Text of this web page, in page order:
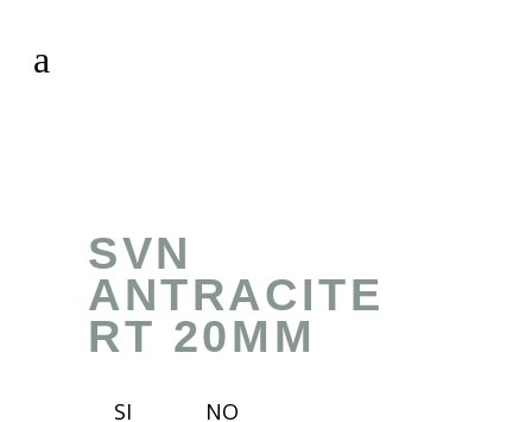
SVN
ANTRACITE
RT 20MM
SI NO